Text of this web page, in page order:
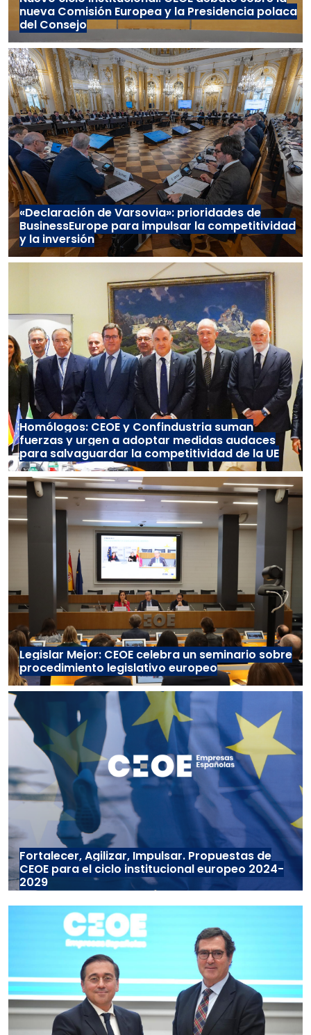
nueva Comisión Europea y la Presidencia polaca
del Consejo
«Declaración de Varsovia»: prioridades de
BusinessEurope para impulsar la competitividad
y la inversión
Homólogos: CEOE y Confindustria suman
fuerzas y urgen a adoptar medidas audaces
para salvaguardar la competitividad de la UE
Legislar Mejor: CEOE celebra un seminario sobre
procedimiento legislativo europeo
Fortalecer, Agilizar, Impulsar. Propuestas de
CEOE para el ciclo institucional europeo 2024-
2029